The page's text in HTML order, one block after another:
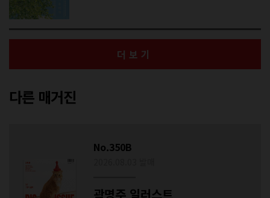
더보기
다른 매거진
No.350B
곽명주 일러스트